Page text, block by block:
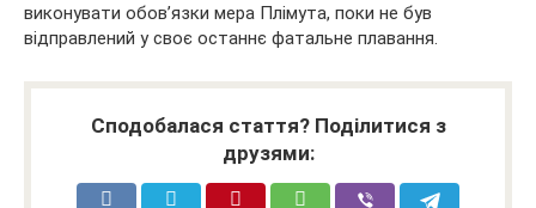
виконувати обов’язки мера Плімута, поки не був
відправлений у своє останнє фатальне плавання.
Сподобалася стаття? Поділитися з
друзями: